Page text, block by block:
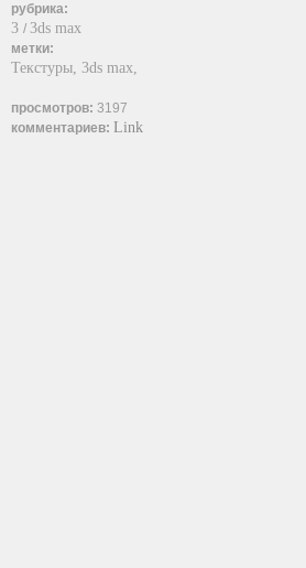
рубрика:
3 / 3ds max
метки:
Текстуры, 3ds max,
просмотров: 3197
комментариев: Link